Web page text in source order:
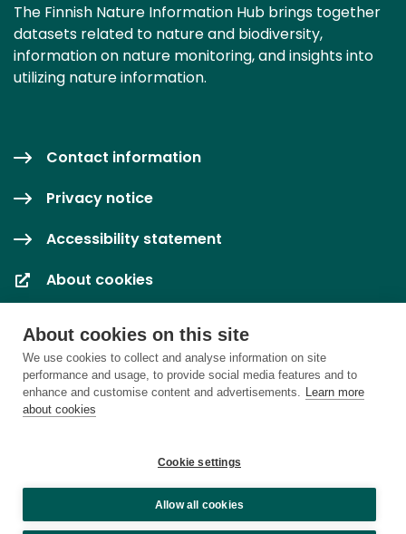
About cookies on this site
We use cookies to collect and analyse information on site
performance and usage, to provide social media features and to
enhance and customise content and advertisements. Learn more
about cookies
Cookie settings
Allow all cookies
The Finnish Nature Information Hub brings together
datasets related to nature and biodiversity,
information on nature monitoring, and insights into
utilizing nature information.
Contact information
Privacy notice
Accessibility statement
About cookies